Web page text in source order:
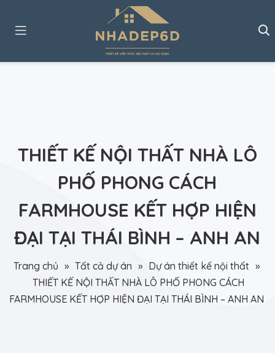
THIẾT KẾ NỘI THẤT NHÀ LÔ
PHỐ PHONG CÁCH
FARMHOUSE KẾT HỢP HIỆN
ĐẠI TẠI THÁI BÌNH – ANH AN
Trang chủ » Tất cả dự án » Dự án thiết kế nội thất »
THIẾT KẾ NỘI THẤT NHÀ LÔ PHỐ PHONG CÁCH
FARMHOUSE KẾT HỢP HIỆN ĐẠI TẠI THÁI BÌNH – ANH AN